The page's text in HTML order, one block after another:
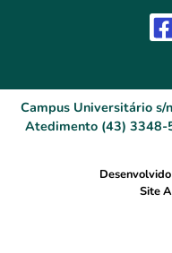
Campus Universitário s/
Atedimento (43) 3348-
Site